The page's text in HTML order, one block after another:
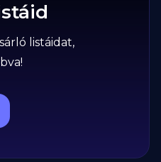
listáidat,